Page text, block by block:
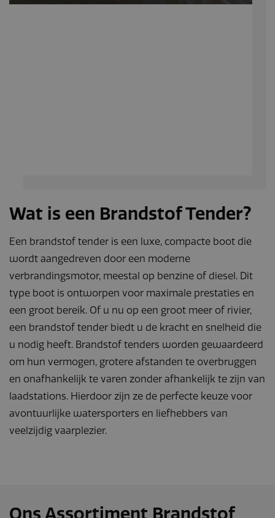
Wat is een Brandstof Tender?
Een brandstof tender is een luxe, compacte boot die
wordt aangedreven door een moderne
verbrandingsmotor, meestal op benzine of diesel. Dit
type boot is ontworpen voor maximale prestaties en
een groot bereik. Of u nu op een groot meer of rivier,
een brandstof tender biedt u de kracht en snelheid die
u nodig heeft. Brandstof tenders worden gewaardeerd
om hun vermogen, grotere afstanden te overbruggen
en onafhankelijk te varen zonder afhankelijk te zijn van
laadstations. Hierdoor zijn ze de perfecte keuze voor
avontuurlijke watersporters en liefhebbers van
veelzijdig vaarplezier.
Ons Assortiment Brandstof